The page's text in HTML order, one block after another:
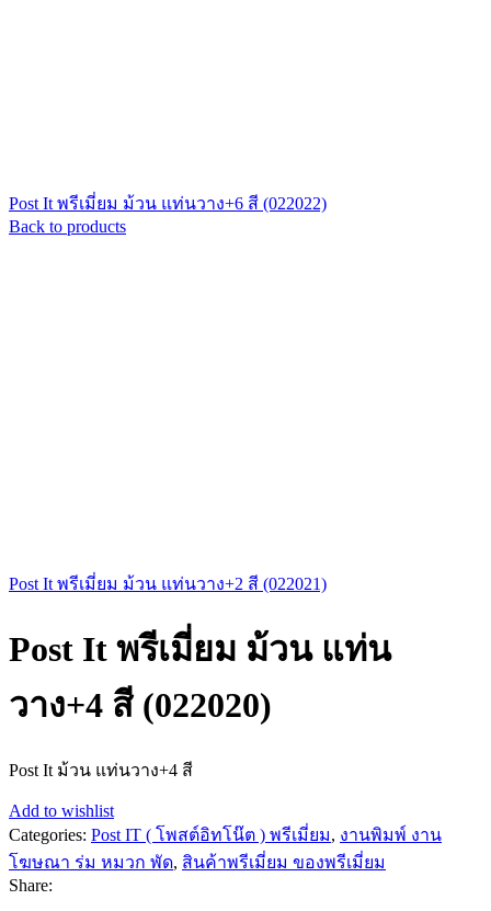
Post It พรีเมี่ยม ม้วน แท่นวาง+6 สี (022022)
Back to products
Post It พรีเมี่ยม ม้วน แท่นวาง+2 สี (022021)
Post It พรีเมี่ยม ม้วน แท่น
วาง+4 สี (022020)
Post It ม้วน แท่นวาง+4 สี
Add to wishlist
Categories: Post IT ( โพสต์อิทโน๊ต ) พรีเมี่ยม, งานพิมพ์ งาน
โฆษณา ร่ม หมวก พัด, สินค้าพรีเมี่ยม ของพรีเมี่ยม
Share: